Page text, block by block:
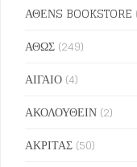
ΑΘΕΝS BOOKSTORE
ΑΘΩΣ (249)
ΑΙΓΑΙΟ (4)
ΑΚΟΛΟΥΘΕΙΝ (2)
ΑΚΡΙΤΑΣ (50)